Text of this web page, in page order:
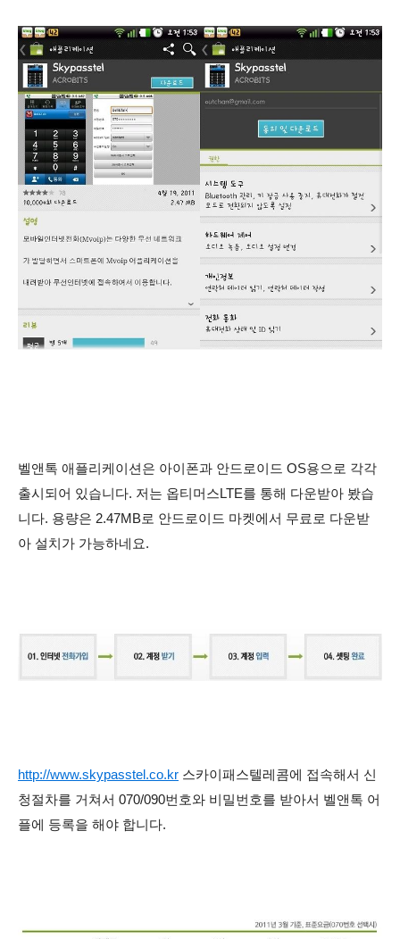
벨앤톡 애플리케이션은 아이폰과 안드로이드 OS용으로 각각
출시되어 있습니다. 저는 옵티머스LTE를 통해 다운받아 봤습
니다. 용량은 2.47MB로 안드로이드 마켓에서 무료로 다운받
아 설치가 가능하네요.
http://www.skypasstel.co.kr 스카이패스텔레콤에 접속해서 신
청절차를 거쳐서 070/090번호와 비밀번호를 받아서 벨앤톡 어
플에 등록을 해야 합니다.